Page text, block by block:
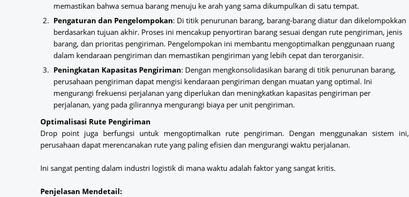
memastikan bahwa semua barang menuju ke arah yang sama dikumpulkan di satu tempat.
Pengaturan dan Pengelompokan: Di titik penurunan barang, barang-barang diatur dan dikelompokkan
berdasarkan tujuan akhir. Proses ini mencakup penyortiran barang sesuai dengan rute pengiriman, jenis
barang, dan prioritas pengiriman. Pengelompokan ini membantu mengoptimalkan penggunaan ruang
dalam kendaraan pengiriman dan memastikan pengiriman yang lebih cepat dan terorganisir.
Peningkatan Kapasitas Pengiriman: Dengan mengkonsolidasikan barang di titik penurunan barang,
perusahaan pengiriman dapat mengisi kendaraan pengiriman dengan muatan yang optimal. Ini
mengurangi frekuensi perjalanan yang diperlukan dan meningkatkan kapasitas pengiriman per
perjalanan, yang pada gilirannya mengurangi biaya per unit pengiriman.
Optimalisasi Rute Pengiriman
Drop point juga berfungsi untuk mengoptimalkan rute pengiriman. Dengan menggunakan sistem ini,
perusahaan dapat merencanakan rute yang paling efisien dan mengurangi waktu perjalanan.
Ini sangat penting dalam industri logistik di mana waktu adalah faktor yang sangat kritis.
Penjelasan Mendetail: